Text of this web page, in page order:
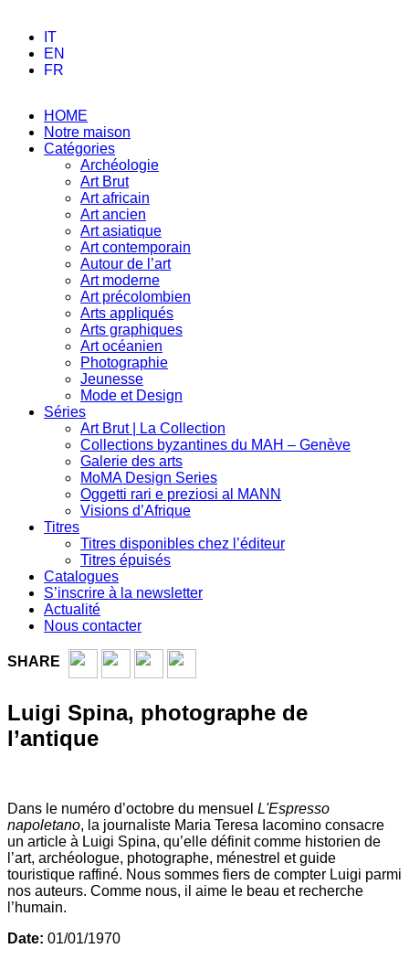
IT
EN
FR
HOME
Notre maison
Catégories
Archéologie
Art Brut
Art africain
Art ancien
Art asiatique
Art contemporain
Autour de l’art
Art moderne
Art précolombien
Arts appliqués
Arts graphiques
Art océanien
Photographie
Jeunesse
Mode et Design
Séries
Art Brut | La Collection
Collections byzantines du MAH – Genève
Galerie des arts
MoMA Design Series
Oggetti rari e preziosi al MANN
Visions d’Afrique
Titres
Titres disponibles chez l’éditeur
Titres épuisés
Catalogues
S’inscrire à la newsletter
Actualité
Nous contacter
SHARE
Luigi Spina, photographe de
l’antique
Dans le numéro d’octobre du mensuel L'Espresso
napoletano, la journaliste Maria Teresa Iacomino consacre
un article à Luigi Spina, qu’elle définit comme historien de
l’art, archéologue, photographe, ménestrel et guide
touristique raffiné. Nous sommes fiers de compter Luigi parmi
nos auteurs. Comme nous, il aime le beau et recherche
l’humain.
Date: 01/01/1970